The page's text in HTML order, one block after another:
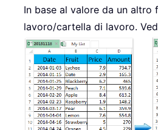
In base al valore da un altro
lavoro/cartella di lavoro.